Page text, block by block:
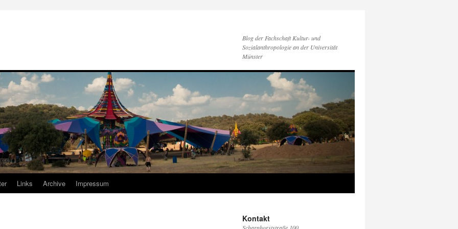
Blog der Fachschaft Kultur- und
Sozialanthropologie an der Universität
Münster
Links Archive Impressum
Kontakt